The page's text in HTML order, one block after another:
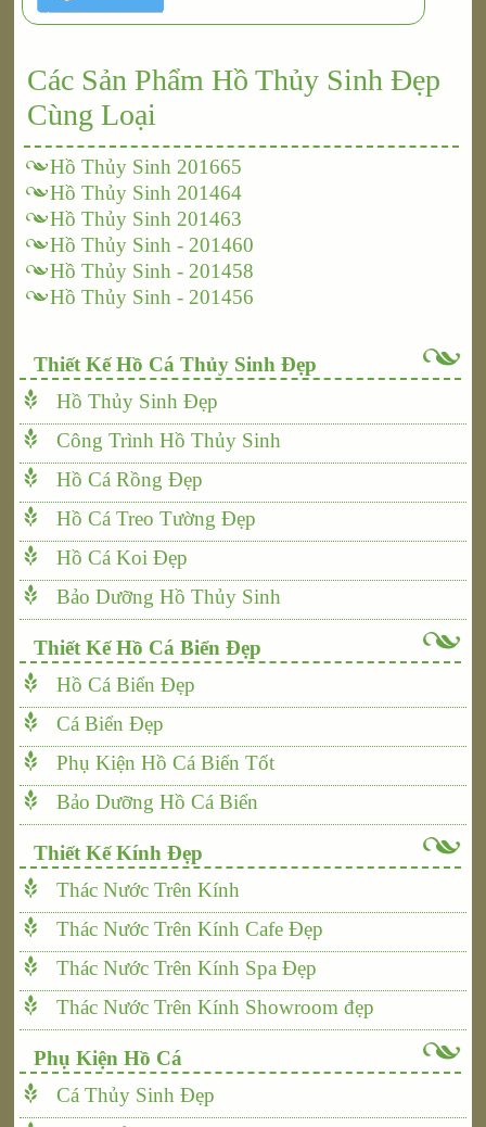
Các Sản Phẩm Hồ Thủy Sinh Đẹp
Cùng Loại
Hồ Thủy Sinh 201665
Hồ Thủy Sinh 201464
Hồ Thủy Sinh 201463
Hồ Thủy Sinh - 201460
Hồ Thủy Sinh - 201458
Hồ Thủy Sinh - 201456
Thiết Kế Hồ Cá Thủy Sinh Đẹp
Hồ Thủy Sinh Đẹp
Công Trình Hồ Thủy Sinh
Hồ Cá Rồng Đẹp
Hồ Cá Treo Tường Đẹp
Hồ Cá Koi Đẹp
Bảo Dưỡng Hồ Thủy Sinh
Thiết Kế Hồ Cá Biển Đẹp
Hồ Cá Biển Đẹp
Cá Biển Đẹp
Phụ Kiện Hồ Cá Biển Tốt
Bảo Dưỡng Hồ Cá Biển
Thiết Kế Kính Đẹp
Thác Nước Trên Kính
Thác Nước Trên Kính Cafe Đẹp
Thác Nước Trên Kính Spa Đẹp
Thác Nước Trên Kính Showroom đẹp
Phụ Kiện Hồ Cá
Cá Thủy Sinh Đẹp